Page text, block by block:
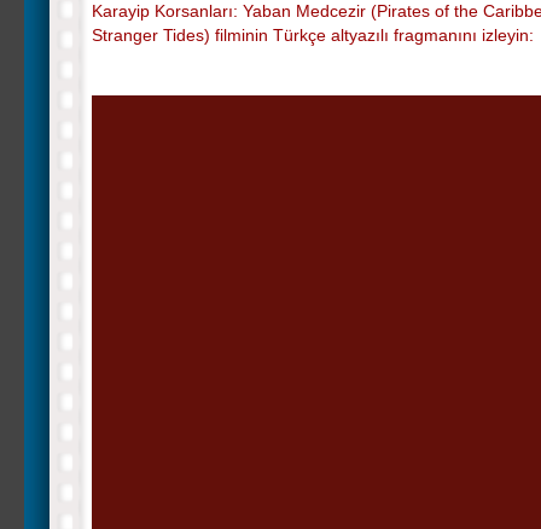
Karayip Korsanları: Yaban Medcezir (Pirates of the
Stranger Tides) filminin Türkçe altyazılı fragmanını izleyin: